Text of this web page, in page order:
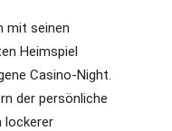
mit seinen
Heimspiel
Casino-Night.
der persönliche
lockerer